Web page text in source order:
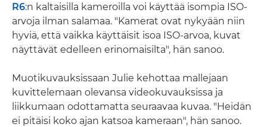
R6:n kaltaisilla kameroilla voi käyttää isompia ISO-
arvoja ilman salamaa. "Kamerat ovat nykyään niin
hyviä, että vaikka käyttäisit isoa ISO-arvoa, kuvat
näyttävät edelleen erinomaisilta", hän sanoo.
Muotikuvauksissaan Julie kehottaa mallejaan
kuvittelemaan olevansa videokuvauksissa ja
liikkumaan odottamatta seuraavaa kuvaa. "Heidän
ei pitäisi koko ajan katsoa kameraan", hän sanoo.